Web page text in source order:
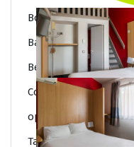
Bonnes adresses 2
Barbiers
Beauté
Coiffeurs
opticiens
Tatoueurs